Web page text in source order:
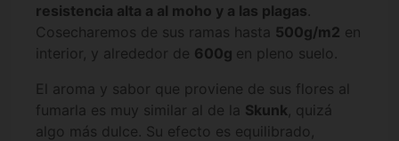
resistencia alta a al moho y a las plagas
Cosecharemos de sus ramas hasta 500g/m2 en
interior, y alrededor de 600g en pleno suelo.
El aroma y sabor que proviene de sus flores al
fumarla es muy similar al de la Skunk , quizá
algo más dulce. Su efecto es equilibrado,